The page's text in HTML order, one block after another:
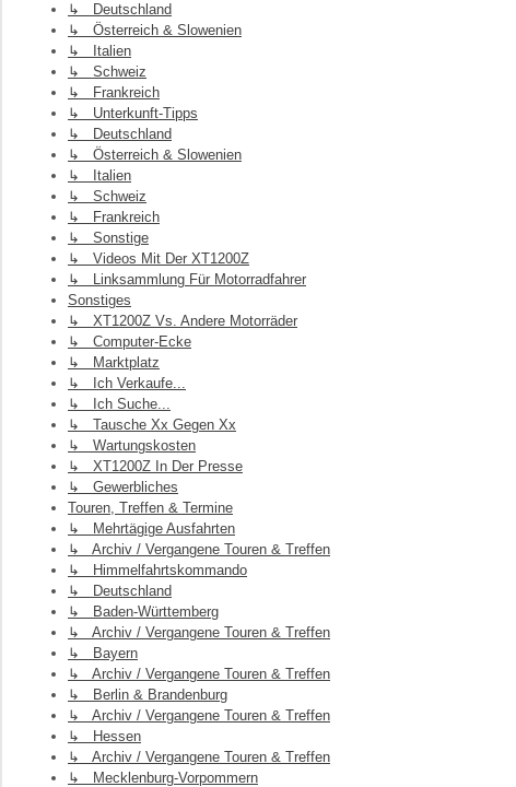
↳ Deutschland
↳ Österreich & Slowenien
↳ Italien
↳ Schweiz
↳ Frankreich
↳ Unterkunft-Tipps
↳ Deutschland
↳ Österreich & Slowenien
↳ Italien
↳ Schweiz
↳ Frankreich
↳ Sonstige
↳ Videos Mit Der XT1200Z
↳ Linksammlung Für Motorradfahrer
Sonstiges
↳ XT1200Z Vs. Andere Motorräder
↳ Computer-Ecke
↳ Marktplatz
↳ Ich Verkaufe...
↳ Ich Suche...
↳ Tausche Xx Gegen Xx
↳ Wartungskosten
↳ XT1200Z In Der Presse
↳ Gewerbliches
Touren, Treffen & Termine
↳ Mehrtägige Ausfahrten
↳ Archiv / Vergangene Touren & Treffen
↳ Himmelfahrtskommando
↳ Deutschland
↳ Baden-Württemberg
↳ Archiv / Vergangene Touren & Treffen
↳ Bayern
↳ Archiv / Vergangene Touren & Treffen
↳ Berlin & Brandenburg
↳ Archiv / Vergangene Touren & Treffen
↳ Hessen
↳ Archiv / Vergangene Touren & Treffen
↳ Mecklenburg-Vorpommern